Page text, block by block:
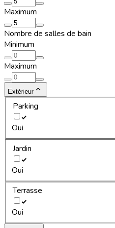
Maximum
Nombre de salles de bain
Minimum
Maximum
Extérieur
Parking
Oui
Jardin
Oui
Terrasse
Oui